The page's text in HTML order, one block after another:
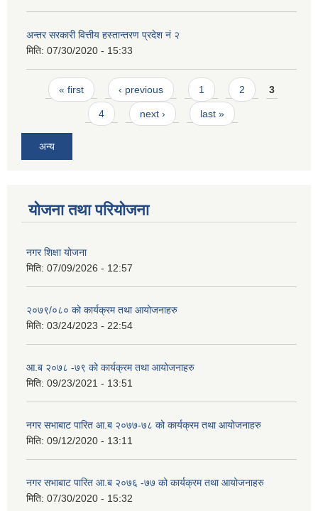
अन्तर सरकारी वित्तीय हस्तान्तरण प्रदेश नं २
मिति: 07/30/2020 - 15:33
Pages
« first ‹ previous 1 2 3
4 next › last »
अन्य
योजना तथा परियोजना
नगर शिक्षा योजना
मिति: 07/09/2026 - 12:57
२०७९/०८० को कार्यक्रम तथा आयोजनाहरु
मिति: 03/24/2023 - 22:54
आ.ब २०७८ -७९ को कार्यक्रम तथा आयोजनाहरु
मिति: 09/23/2021 - 13:51
नगर सभाबाट पारित आ.ब २०७७-७८ को कार्यक्रम तथा आयोजनाहरु
मिति: 09/12/2020 - 13:11
नगर सभाबाट पारित आ.ब २०७६ -७७ को कार्यक्रम तथा आयोजनाहरु
मिति: 07/30/2020 - 15:32